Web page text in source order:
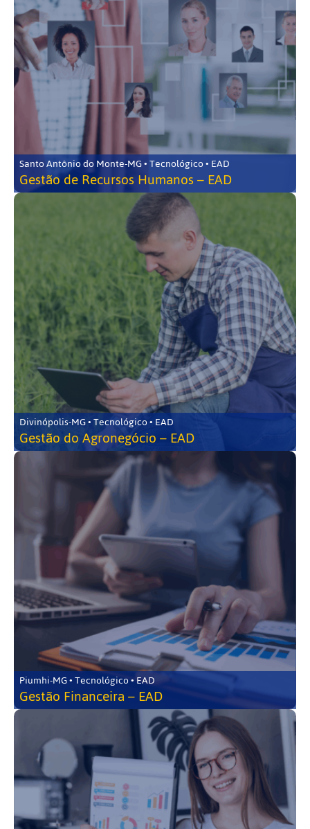
Santo Antônio do Monte-MG • Tecnológico • EAD
Gestão de Recursos Humanos – EAD
Divinópolis-MG • Tecnológico • EAD
Gestão do Agronegócio – EAD
Piumhi-MG • Tecnológico • EAD
Gestão Financeira – EAD